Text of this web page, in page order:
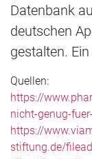
Datenbank
deutschen
gestalten.
Quellen:
https://
nicht-genug-
https://
stiftung.de/